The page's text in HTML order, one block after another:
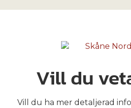
Vill du
Vill du ha mer detaljerad